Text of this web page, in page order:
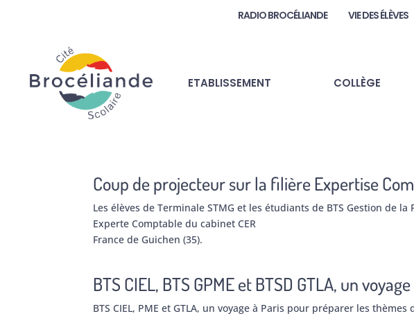
RADIO BROCÉLIANDE VIE DES ÉLÈVES
ETABLISSEMENT COLLÈGE
Coup de projecteur sur la filière Expertise
Les élèves de Terminale STMG et les étudiants de BTS Gestion de
Experte Comptable du cabinet CER
France de Guichen (35).
BTS CIEL, BTS GPME et BTSD GTLA, un
BTS CIEL, PME et GTLA, un voyage à Paris pour préparer les